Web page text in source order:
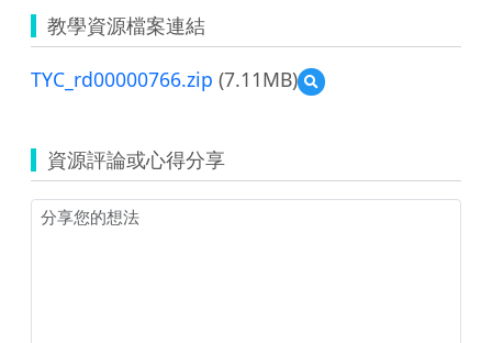
教學資源檔案連結
TYC_rd00000766.zip (7.11MB)
預
覽
資源評論或心得分享